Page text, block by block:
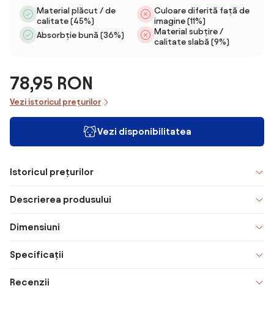
Material plăcut / de
calitate (45%)
Absorbție bună (36%)
Culoare diferită față de
imagine (11%)
Material subțire /
calitate slabă (9%)
78,95 RON
Vezi istoricul prețurilor
Vezi disponibilitatea
Istoricul prețurilor
Descrierea produsului
Dimensiuni
Specificații
Recenzii